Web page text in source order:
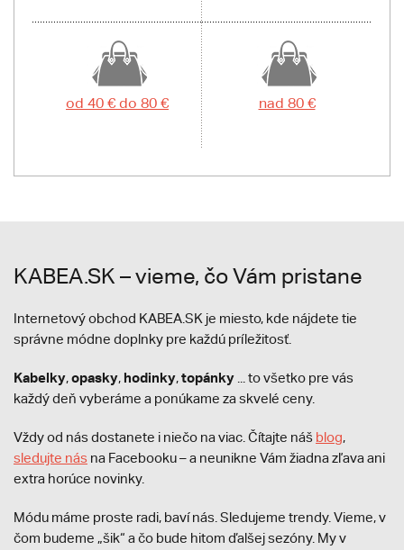
od 40 € do 80 € nad 80 €
KABEA.SK – vieme, čo Vám pristane
Internetový obchod KABEA.SK je miesto, kde nájdete tie
správne módne doplnky pre každú príležitosť.
Kabelky,opasky, hodinky,topánky ... to všetko pre vás
každý deň vyberáme a ponúkame za skvelé ceny.
Vždy od nás dostanete i niečo na viac. Čítajte náš blog,
sledujte nás na Facebooku – a neunikne Vám žiadna zľava ani
extra horúce novinky.
Módu máme proste radi, baví nás. Sledujeme trendy. Vieme, v
čom budeme „šik“ a čo bude hitom ďalšej sezóny. My v